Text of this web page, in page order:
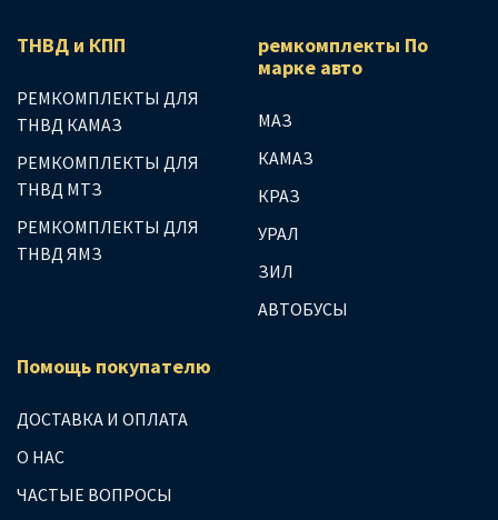
ТНВД и КПП
РЕМКОМПЛЕКТЫ ДЛЯ
ТНВД КАМАЗ
РЕМКОМПЛЕКТЫ ДЛЯ
ТНВД МТЗ
РЕМКОМПЛЕКТЫ ДЛЯ
ТНВД ЯМЗ
ремкомплекты По
марке авто
МАЗ
КАМАЗ
КРАЗ
УРАЛ
ЗИЛ
АВТОБУСЫ
Помощь покупателю
ДОСТАВКА И ОПЛАТА
О НАС
ЧАСТЫЕ ВОПРОСЫ